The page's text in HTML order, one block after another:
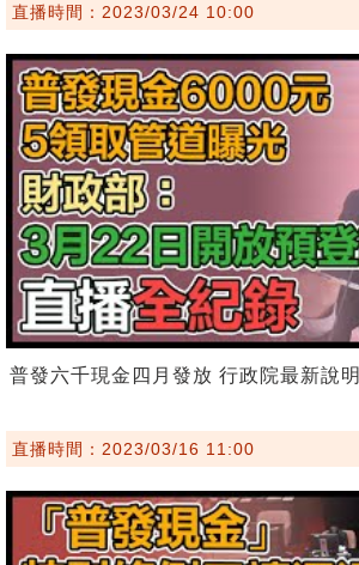
直播時間：2023/03/24 10:00
普發六千現金四月發放 行政院最新說明
直播時間：2023/03/16 11:00